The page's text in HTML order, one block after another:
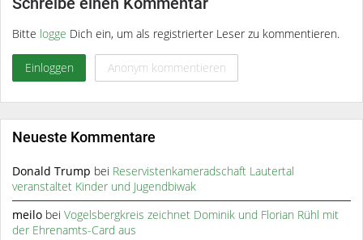
Bitte logge Dich ein, um als registrierter Leser zu kommentieren.
Einloggen Anonym kommentieren
Neueste Kommentare
Donald Trump bei Reservistenkameradschaft Lautertal
veranstaltet Kinder und Jugendbiwak
meilo beiVogelsbergkreis zeichnet Dominik und Florian Rühl mit
der Ehrenamts-Card aus